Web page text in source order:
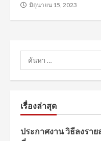
มิถุนายน 15, 2023
ค้นหา
สำหรับ:
เรื่องล่าสุด
ประกาศงาน วิธีลงราย